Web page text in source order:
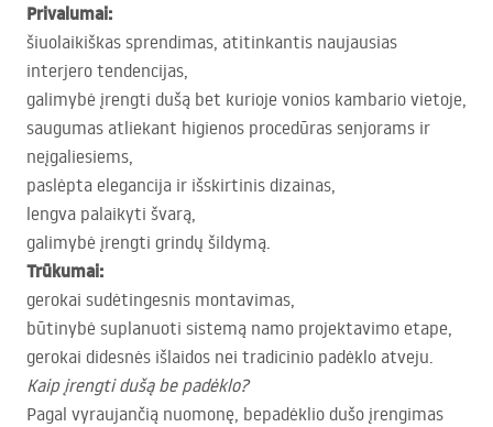
Privalumai:
šiuolaikiškas sprendimas, atitinkantis naujausias
interjero tendencijas,
galimybė įrengti dušą bet kurioje vonios kambario vietoje,
saugumas atliekant higienos procedūras senjorams ir
neįgaliesiems,
paslėpta elegancija ir išskirtinis dizainas,
lengva palaikyti švarą,
galimybė įrengti grindų šildymą.
Trūkumai:
gerokai sudėtingesnis montavimas,
būtinybė suplanuoti sistemą namo projektavimo etape,
gerokai didesnės išlaidos nei tradicinio padėklo atveju.
Kaip įrengti dušą be padėklo?
Pagal vyraujančią nuomonę, bepadėklio dušo įrengimas